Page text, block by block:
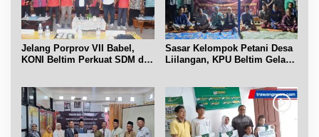
Jelang Porprov VII Babel,
KONI Beltim Perkuat SDM di
Sasar Kelompok Petani Desa
Liilangan, KPU Beltim Gelar